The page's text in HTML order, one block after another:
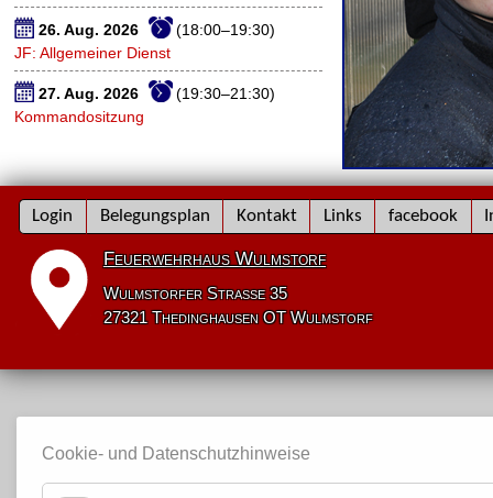
26. Aug. 2026
(18:00–19:30)
JF: Allgemeiner Dienst
27. Aug. 2026
(19:30–21:30)
Kommandositzung
Navigation
überspringen
Login Belegungsplan Kontakt Links facebook
Feuerwehrhaus Wulmstorf
Wulmstorfer Straße 35
27321 Thedinghausen OT Wulmstorf
Cookie- und Datenschutzhinweise